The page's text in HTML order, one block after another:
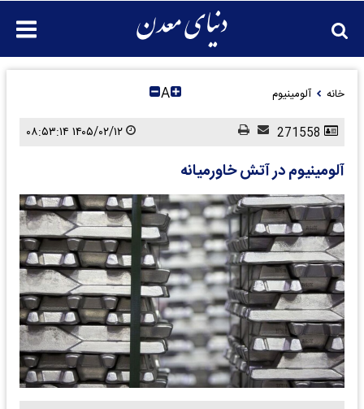
خانه آلومینیوم A
آلومینیوم در آتش خاورمیانه